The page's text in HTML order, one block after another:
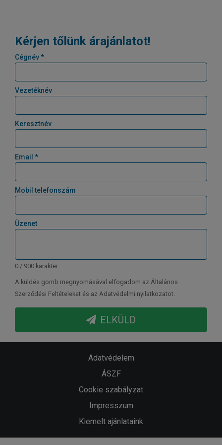
Kérjen tőlünk árajánlatot!
Cégnév *
Vezetéknév
Keresztnév
Email *
Mobil telefonszám
Üzenet
0 / 900 karakter
A küldés gomb megnyomásával elfogadom az Általános
Szerződési Feltételeket és az Adatvédelmi nyilatkozatot.
ELKÜLD
Adatvédelem
ÁSZF
Cookie szabályzat
Impresszum
Kiemelt ajánlataink